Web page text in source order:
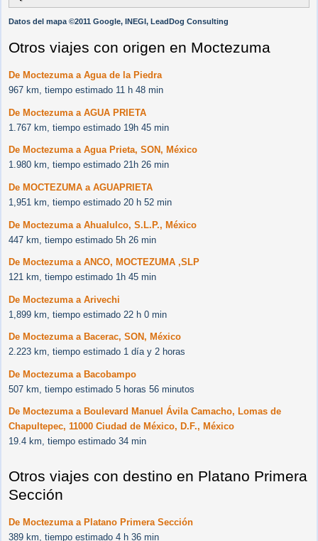
Datos del mapa ©2011 Google, INEGI, LeadDog Consulting
Otros viajes con origen en Moctezuma
De Moctezuma a Agua de la Piedra
967 km, tiempo estimado 11 h 48 min
De Moctezuma a AGUA PRIETA
1.767 km, tiempo estimado 19h 45 min
De Moctezuma a Agua Prieta, SON, México
1.980 km, tiempo estimado 21h 26 min
De MOCTEZUMA a AGUAPRIETA
1,951 km, tiempo estimado 20 h 52 min
De Moctezuma a Ahualulco, S.L.P., México
447 km, tiempo estimado 5h 26 min
De Moctezuma a ANCO, MOCTEZUMA ,SLP
121 km, tiempo estimado 1h 45 min
De Moctezuma a Arivechi
1,899 km, tiempo estimado 22 h 0 min
De Moctezuma a Bacerac, SON, México
2.223 km, tiempo estimado 1 día y 2 horas
De Moctezuma a Bacobampo
507 km, tiempo estimado 5 horas 56 minutos
De Moctezuma a Boulevard Manuel Ávila Camacho, Lomas de
Chapultepec, 11000 Ciudad de México, D.F., México
19.4 km, tiempo estimado 34 min
Otros viajes con destino en Platano Primera
Sección
De Moctezuma a Platano Primera Sección
389 km, tiempo estimado 4 h 36 min